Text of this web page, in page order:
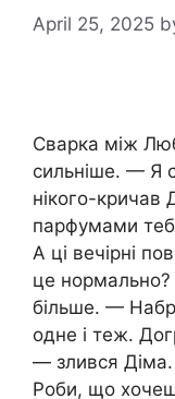
April 25, 2025
Сварка між
сильніше. — Я
нікого-
парфумами
А ці вечірні
це
більше. —
одне і теж.
— злився
Роби, що